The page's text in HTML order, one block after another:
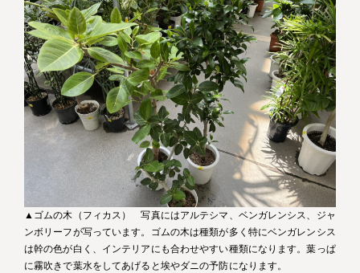
▲ゴムの木（フィカス） 写真にはアルテシマ、ベンガレンシス、ジャ
ンボリーフが写っています。ゴムの木は種類が多く特にベンガレンシス
は幹の色が白く、インテリアにも合わせやすい種類になります。葉っぱ
に霧吹きで葉水をしてあげると埃やダニの予防になります。